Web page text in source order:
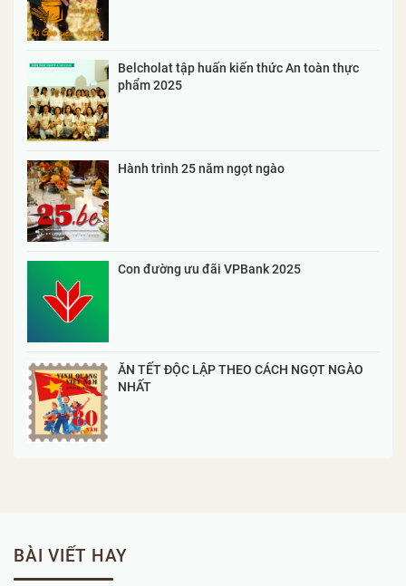
Belcholat tập huấn kiến thức An toàn thực
phẩm 2025
Hành trình 25 năm ngọt ngào
Con đường ưu đãi VPBank 2025
ĂN TẾT ĐỘC LẬP THEO CÁCH NGỌT NGÀO
NHẤT
BÀI VIẾT HAY